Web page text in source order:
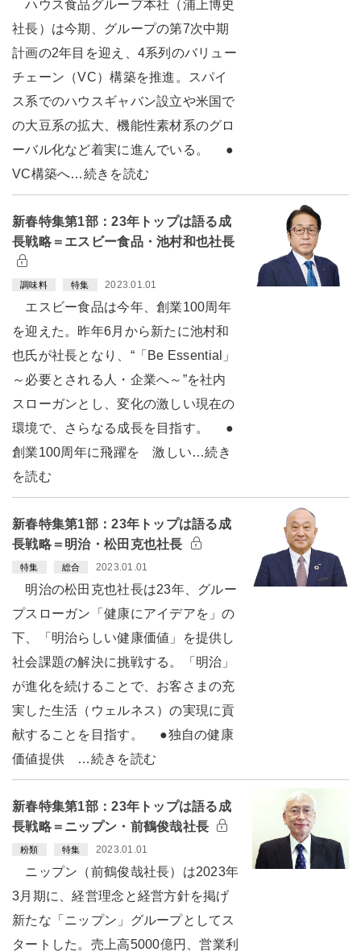
ハウス食品グループ本社（浦上博史
社長）は今期、グループの第7次中期
計画の2年目を迎え、4系列のバリュー
チェーン（VC）構築を推進。スパイ
ス系でのハウスギャバン設立や米国で
の大豆系の拡大、機能性素材系のグロ
ーバル化など着実に進んでいる。 ●
VC構築へ…続きを読む
新春特集第1部：23年トップは語る成
長戦略＝エスビー食品・池村和也社長
調味料 特集 2023.01.01
エスビー食品は今年、創業100周年
を迎えた。昨年6月から新たに池村和
也氏が社長となり、“「Be Essential」
～必要とされる人・企業へ～”を社内
スローガンとし、変化の激しい現在の
環境で、さらなる成長を目指す。 ●
創業100周年に飛躍を 激しい…続き
を読む
新春特集第1部：23年トップは語る成
長戦略＝明治・松田克也社長
特集 総合 2023.01.01
明治の松田克也社長は23年、グルー
プスローガン「健康にアイデアを」の
下、「明治らしい健康価値」を提供し
社会課題の解決に挑戦する。「明治」
が進化を続けることで、お客さまの充
実した生活（ウェルネス）の実現に貢
献することを目指す。 ●独自の健康
価値提供 …続きを読む
新春特集第1部：23年トップは語る成
長戦略＝ニップン・前鶴俊哉社長
粉類 特集 2023.01.01
ニップン（前鶴俊哉社長）は2023年
3月期に、経営理念と経営方針を掲げ
新たな「ニップン」グループとしてス
タートした。売上高5000億円、営業利